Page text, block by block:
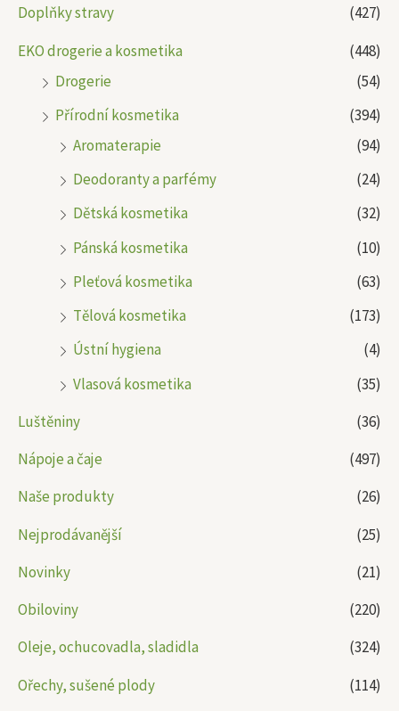
Doplňky stravy
(427)
EKO drogerie a kosmetika
(448)
Drogerie
(54)
Přírodní kosmetika
(394)
Aromaterapie
(94)
Deodoranty a parfémy
(24)
Dětská kosmetika
(32)
Pánská kosmetika
(10)
Pleťová kosmetika
(63)
Tělová kosmetika
(173)
Ústní hygiena
(4)
Vlasová kosmetika
(35)
Luštěniny
(36)
Nápoje a čaje
(497)
Naše produkty
(26)
Nejprodávanější
(25)
Novinky
(21)
Obiloviny
(220)
Oleje, ochucovadla, sladidla
(324)
Ořechy, sušené plody
(114)